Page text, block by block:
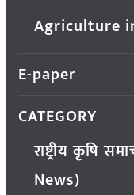
Agriculture
E-paper
CATEGORY
राष्ट्रीय कृषि
News)